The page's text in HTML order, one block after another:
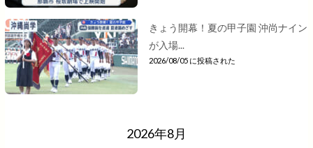
きょう開幕！夏の甲子園 沖尚ナイン
が入場...
2026/08/05 に投稿された
2026年8月